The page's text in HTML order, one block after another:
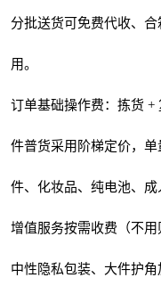
分批送货可免费代收、
用。
订单基础操作费：拣货 +
件普货采用阶梯定价，
件、化妆品、纯电池、成
增值服务按需收费（不
中性隐私包装、大件护